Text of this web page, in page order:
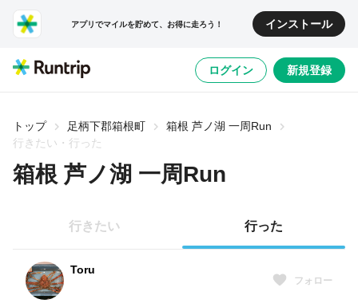
アプリでマイルを貯めて、お得に走ろう！ インストール
ログイン 新規登録
トップ 足柄下郡箱根町
箱根 芦ノ湖 一周Run
行きたい・行った
箱根 芦ノ湖 一周Run
行きたい 行った
Toru
フォロー